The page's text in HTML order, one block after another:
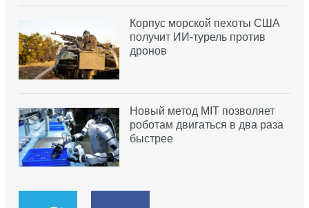
Корпус морской пехоты США
получит ИИ-турель против
дронов
Новый метод MIT позволяет
роботам двигаться в два раза
быстрее